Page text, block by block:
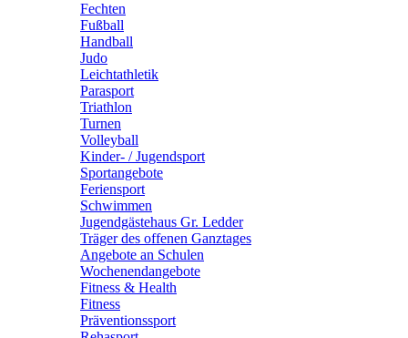
Fechten
Fußball
Handball
Judo
Leichtathletik
Parasport
Triathlon
Turnen
Volleyball
Kinder- / Jugendsport
Sportangebote
Feriensport
Schwimmen
Jugendgästehaus Gr. Ledder
Träger des offenen Ganztages
Angebote an Schulen
Wochenendangebote
Fitness & Health
Fitness
Präventionssport